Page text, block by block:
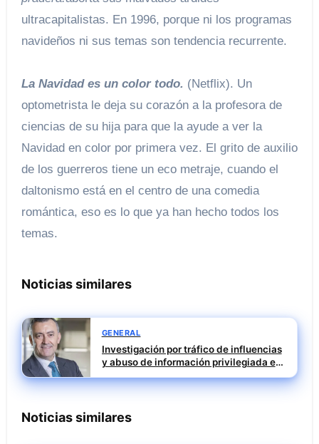
ultracapitalistas. En 1996, porque ni los programas
navideños ni sus temas son tendencia recurrente.
La Navidad es un color todo. (Netflix). Un
optometrista le deja su corazón a la profesora de
ciencias de su hija para que la ayude a ver la
Navidad en color por primera vez. El grito de auxilio
de los guerreros tiene un eco metraje, cuando el
daltonismo está en el centro de una comedia
romántica, eso es lo que ya han hecho todos los
temas.
Noticias similares
GENERAL
Investigación por tráfico de influencias
y abuso de información privilegiada en
Tubos Reunidos con Francisco Irazusta
Noticias similares